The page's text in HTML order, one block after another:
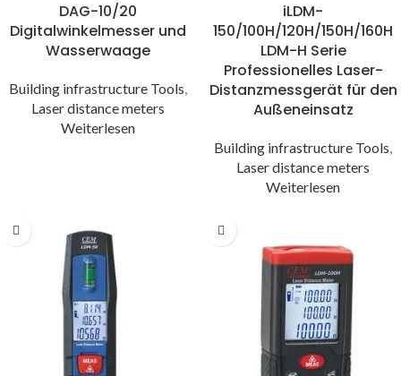
DAG-10/20
Digitalwinkelmesser und
Wasserwaage
Building infrastructure Tools,
Laser distance meters
Weiterlesen
iLDM-
150/100H/120H/150H/160H
LDM-H Serie
Professionelles Laser-
Distanzmessgerät für den
Außeneinsatz
Building infrastructure Tools,
Laser distance meters
Weiterlesen